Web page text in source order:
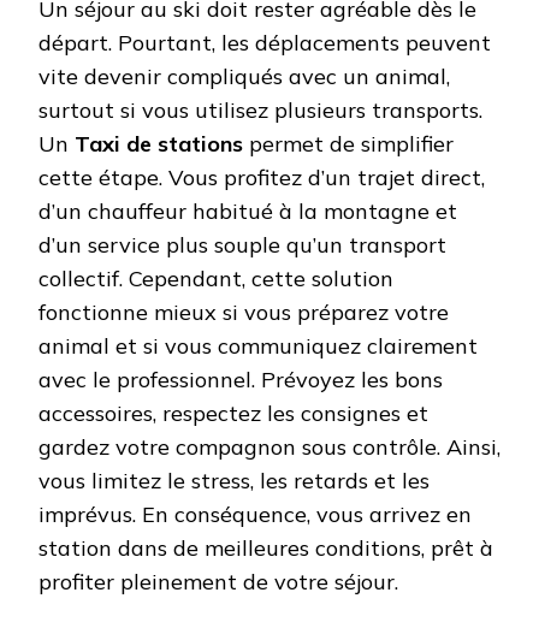
Un séjour au ski doit rester agréable dès le
départ. Pourtant, les déplacements peuvent
vite devenir compliqués avec un animal,
surtout si vous utilisez plusieurs transports.
Un Taxi de stations permet de simplifier
cette étape. Vous profitez d’un trajet direct,
d’un chauffeur habitué à la montagne et
d’un service plus souple qu’un transport
collectif. Cependant, cette solution
fonctionne mieux si vous préparez votre
animal et si vous communiquez clairement
avec le professionnel. Prévoyez les bons
accessoires, respectez les consignes et
gardez votre compagnon sous contrôle. Ainsi,
vous limitez le stress, les retards et les
imprévus. En conséquence, vous arrivez en
station dans de meilleures conditions, prêt à
profiter pleinement de votre séjour.